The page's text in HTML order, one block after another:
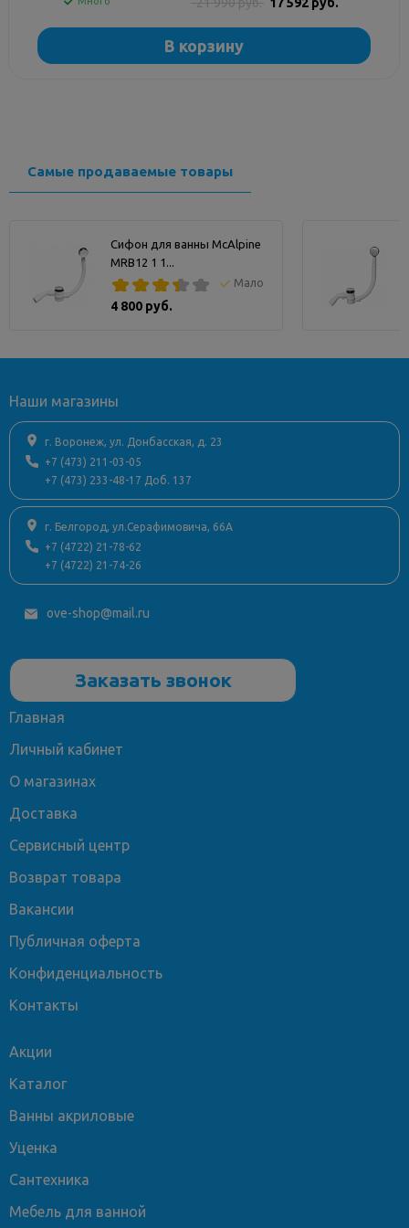
В корзину
Самые продаваемые товары
Сифон для ванны McAlpine
MRB12 1 1...
Мало
4 800 руб.
Наши магазины
г. Воронеж, ул. Донбасская, д. 23
+7 (473) 211-03-05
+7 (473) 233-48-17 Доб. 137
г. Белгород, ул.Серафимовича, 66А
+7 (4722) 21-78-62
+7 (4722) 21-74-26
ove-shop@mail.ru
Заказать звонок
Главная
Личный кабинет
О магазинах
Доставка
Сервисный центр
Возврат товара
Вакансии
Публичная оферта
Конфиденциальность
Контакты
Акции
Каталог
Ванны акриловые
Уценка
Сантехника
Мебель для ванной